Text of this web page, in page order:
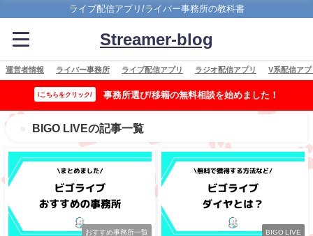
ライブ配信アプリ/ライバー事務所の教科書
Streamer-blog
運営者情報 ライバー事務所 ライブ配信アプリ ラジオ配信アプリ V系配信アプ
\こちらをクリック/ 事務所選び/移籍の無料相談を始めました！
BIGO LIVEの記事一覧
おすすめ事務所一覧 BIGO LIVE